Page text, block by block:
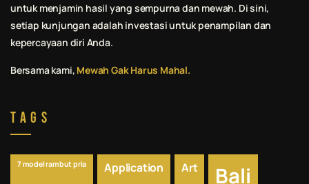
untuk menjamin hasil yang sempurna dan mewah. Di sini,
setiap kunjungan adalah investasi untuk penampilan dan
kepercayaan diri Anda.
Bersama kami, Mewah Gak Harus Mahal.
Tags
7 model rambut pria Application Art Bali